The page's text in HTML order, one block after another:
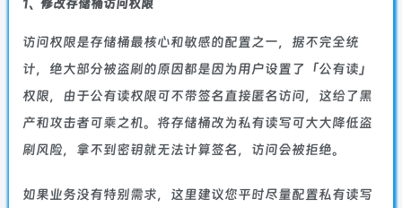
1、修改存储桶访问权限
访问权限是存储桶最核心和敏感的配置之一，据不完全统
计，绝大部分被盗刷的原因都是因为用户设置了「公有读」
权限，由于公有读权限可不带签名直接匿名访问，这给了黑
产和攻击者可乘之机。将存储桶改为私有读写可大大降低盗
刷风险，拿不到密钥就无法计算签名，访问会被拒绝。
如果业务没有特别需求，这里建议您平时尽量配置私有读写